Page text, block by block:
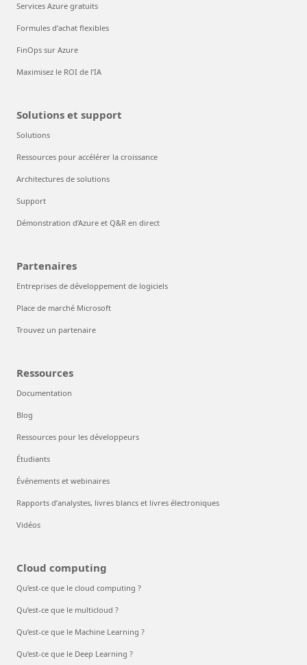
Services Azure gratuits
Formules d’achat flexibles
FinOps sur Azure
Maximisez le ROI de l’IA
Solutions et support
Solutions
Ressources pour accélérer la croissance
Architectures de solutions
Support
Démonstration d’Azure et Q&R en direct
Partenaires
Entreprises de développement de logiciels
Place de marché Microsoft
Trouvez un partenaire
Ressources
Documentation
Blog
Ressources pour les développeurs
Étudiants
Événements et webinaires
Rapports d’analystes, livres blancs et livres électroniques
Vidéos
Cloud computing
Qu’est-ce que le cloud computing ?
Qu’est-ce que le multicloud ?
Qu’est-ce que le Machine Learning ?
Qu’est-ce que le Deep Learning ?